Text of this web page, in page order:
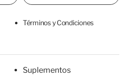
Términos y Condiciones
Suplementos